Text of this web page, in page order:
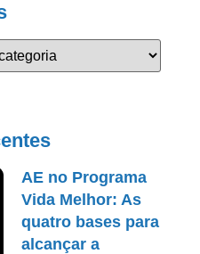
AE no Programa
Vida Melhor: As
quatro bases para
alcançar a